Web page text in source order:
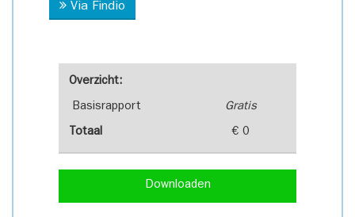
Overzicht:
Basisrapport Gratis
Totaal € 0
Downloaden
Via Findio